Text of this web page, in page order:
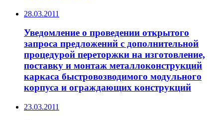
28.03.2011
Уведомление о проведении открытого
запроса предложений с дополнительной
процедурой переторжки на изготовление,
поставку и монтаж металлоконструкций
каркаса быстровозводимого модульного
корпуса и ограждающих конструкций
23.03.2011